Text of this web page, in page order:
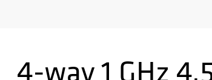
4-way 1 GHz